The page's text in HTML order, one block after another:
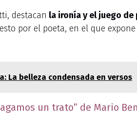
destacan la ironía y el juego de
por el poeta, en el que
La belleza condensada en versos
un trato” de Mario